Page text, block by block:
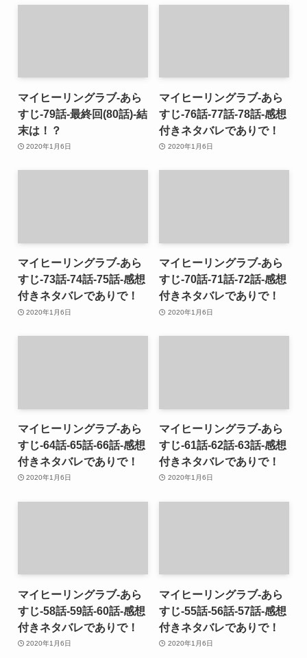
マイヒーリングラブ-あら
すじ-79話-最終回(80話)-結
末は！？
2020年1月6日
マイヒーリングラブ-あら
すじ-76話-77話-78話-感想
付きネタバレでありで！
2020年1月6日
マイヒーリングラブ-あら
すじ-73話-74話-75話-感想
付きネタバレでありで！
2020年1月6日
マイヒーリングラブ-あら
すじ-70話-71話-72話-感想
付きネタバレでありで！
2020年1月6日
マイヒーリングラブ-あら
すじ-64話-65話-66話-感想
付きネタバレでありで！
2020年1月6日
マイヒーリングラブ-あら
すじ-61話-62話-63話-感想
付きネタバレでありで！
2020年1月6日
マイヒーリングラブ-あら
すじ-58話-59話-60話-感想
付きネタバレでありで！
2020年1月6日
マイヒーリングラブ-あら
すじ-55話-56話-57話-感想
付きネタバレでありで！
2020年1月6日